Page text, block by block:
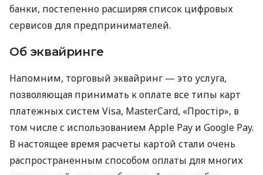
банки, постепенно расширяя список цифровых
сервисов для предпринимателей.
Об эквайринге
Напомним, торговый эквайринг — это услуга,
позволяющая принимать к оплате все типы карт
платежных систем Visa, MasterCard, «Простір», в
том числе с использованием Apple Pay и Google Pay.
В настоящее время расчеты картой стали очень
распространенным способом оплаты для многих